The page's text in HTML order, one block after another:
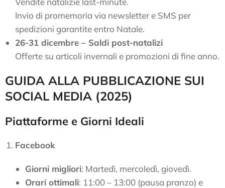
Invio di promemoria via newsletter e SMS per
spedizioni garantite entro Natale.
26-31 dicembre – Saldi post-natalizi
Offerte su articoli invernali e promozioni di fine anno.
GUIDA ALLA PUBBLICAZIONE SUI
SOCIAL MEDIA (2025)
Piattaforme e Giorni Ideali
Facebook
Giorni migliori: Martedì, mercoledì, giovedì.
Orari ottimali: 11:00 – 13:00 (pausa pranzo) e